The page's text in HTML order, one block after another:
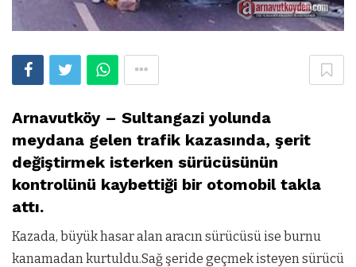
Arnavutköy – Sultangazi yolunda
meydana gelen trafik kazasında, şerit
değiştirmek isterken sürücüsünün
kontrolünü kaybettiği bir otomobil takla
attı.
Kazada, büyük hasar alan aracın sürücüsü ise burnu
kanamadan kurtuldu.Sağ şeride geçmek isteyen sürücü